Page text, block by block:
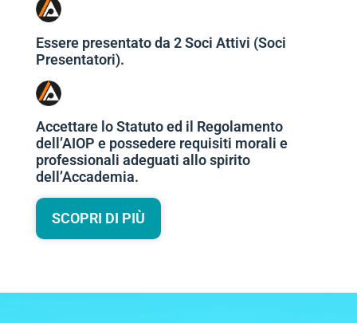
Essere presentato da 2 Soci Attivi (Soci
Presentatori).
Accettare lo Statuto ed il Regolamento
dell’AIOP e possedere requisiti morali e
professionali adeguati allo spirito
dell’Accademia.
SCOPRI DI PIÙ